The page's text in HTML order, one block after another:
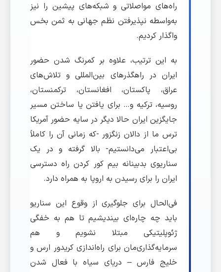
راه‌های مواصلاتی و شبکه‌های پیشین را نیز
به‌واسطه نپذیرفتن نظم جهانی به ثمن بخس
واگذار کردیم.
به این ترتیب، علاوه بر کمرنگ شدن حضور
ایران در راهگذرهای بین‌المللی و تلاش‌های
عراق، پاکستان، افغانستان، ترکمنستان،
روسیه، ترکیه و… برای یافتن یا ساختن مسیر
جایگزین ایران حالا دیگر در سایه حضور آمریکا
ترس ما از دالان زنگزور -که زمانی آن را کاملاً
بی‌اعتبار می‌دانستیم- بالا گرفته و در یک
سناریوی بدبینانه بیم کور کردن راه دسترسی
ایران را برای رسیدن به اروپا به همراه دارد.
فی‌الحال برای جلوگیری از وقوع این سناریو
باید چه چاره‌ای بیندیشیم تا هم به خفگی
ژئوپلیتیکی مبتلا نشویم و هم
سرمایه‌گذاری‌مان برای راه‌اندازی کریدور ارس و
خلیج فارس – دریای سیاه با فعال شدن